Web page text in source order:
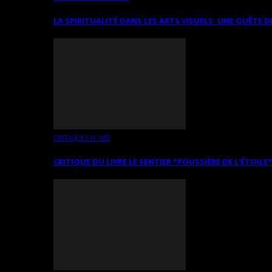
LA SPIRITUALITÉ DANS LES ARTS VISUELS: UNE QUÊTE
CRITIQUES D’ART
CRITIQUE DU LIVRE LE SENTIER *POUSSIÈRE DE L’ÉTOILE*